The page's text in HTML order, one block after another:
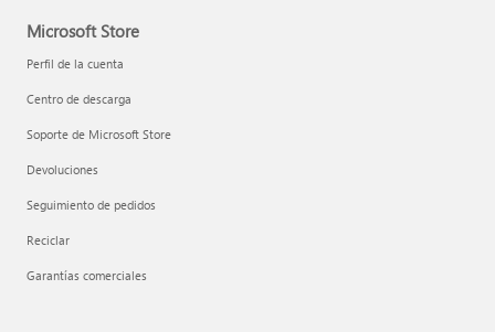
Microsoft Store
Perfil de la cuenta
Centro de descarga
Soporte de Microsoft Store
Devoluciones
Seguimiento de pedidos
Reciclar
Garantías comerciales